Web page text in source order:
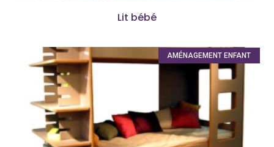
Lit bébé
AMÉNAGEMENT ENFANT